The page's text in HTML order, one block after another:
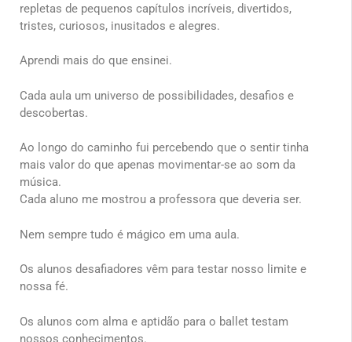
repletas de pequenos capítulos incríveis, divertidos,
tristes, curiosos, inusitados e alegres.
Aprendi mais do que ensinei.
Cada aula um universo de possibilidades, desafios e
descobertas.
Ao longo do caminho fui percebendo que o sentir tinha
mais valor do que apenas movimentar-se ao som da
música.
Cada aluno me mostrou a professora que deveria ser.
Nem sempre tudo é mágico em uma aula.
Os alunos desafiadores vêm para testar nosso limite e
nossa fé.
Os alunos com alma e aptidão para o ballet testam
nossos conhecimentos.